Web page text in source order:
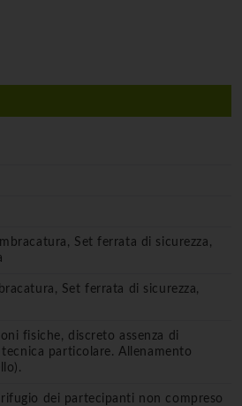
Imbracatura, Set ferrata di sicurezza,
Set ferrata di sicurezza,
fisiche, discreto assenza di
particolare. Allenamento
dei partecipanti non compreso